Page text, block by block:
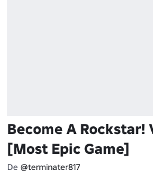
Become A Rockstar!
[Most Epic Game]
De @terminater817